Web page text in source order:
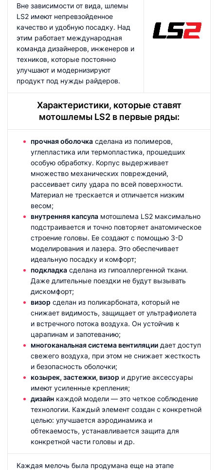
Вне зависимости от вида, шлемы
LS2 имеют непревзойденное
качество и удобную посадку. Над
этим работает международная
команда дизайнеров, инженеров и
техников, которые постоянно
улучшают и модернизируют
продукт под нужды райдеров.
Характеристики, которые ставят
мотошлемы LS2 в первые ряды:
прочная оболочка сделана из полимеров,
углепластика или термопластика, прошедших
особую обработку. Корпус выдерживает
множество механических повреждений,
рассеивает силу удара по всей поверхности.
Материал не трескается и отличается низким
весом;
внутренняя капсула мотошлема LS2 максимально
подстраивается и точно повторяет анатомическое
строение головы. Ее создают с помощью 3-D
моделирования и лазера. Это обеспечивает
идеальную посадку и комфорт;
подкладка сделана из гипоаллергенной ткани.
Даже длительные поездки не будут вызывать
дискомфорт;
визор сделан из поликарбоната, который не
снижает видимость, защищает от ультрафиолета
и встречного потока воздуха. Он устойчив к
царапинам и запотеванию;
многоканальная система вентиляции дает доступ
свежего воздуха, при этом не снижает жесткость
и безопасность оболочки;
козырек, застежки, визор и другие аксессуары
имеют усиленные крепления;
дизайн каждой модели — это четкое соблюдение
технологии. Каждый элемент создан с конкретной
целью: улучшается аэродинамика и
обтекаемость, устанавливается защита для
конкретной части головы и др.
Каждая мелочь была продумана еще на этапе